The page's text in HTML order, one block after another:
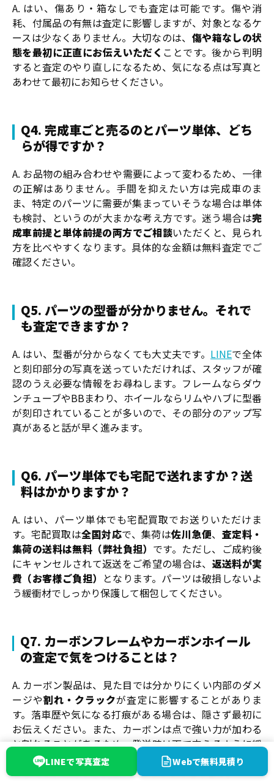
A. はい、傷あり・箱なしでも査定は可能です。傷や消
耗、付属品の有無は査定に影響しますが、対象となるケ
ースは少なくありません。大切なのは、 傷や箱なしの状
態を最初に正直にお伝えいただく ことです。後から判明
すると査定のやり直しになるため、気になる点は写真と
あわせて最初にお知らせください。
Q4. 完成車ごと売るのとパーツ単体、どち
らが得ですか？
A. お品物の組み合わせや需要によって変わるため、一律
の正解はありません。手間を抑えたい方は完成車のま
ま、特定のパーツに需要が集まっていそうな場合は単体
も検討、というのが大まかな考え方です。迷う場合は完
成車前提と単体前提の両方でご相談いただくと、見られ
方を比べやすくなります。具体的な金額は無料査定でご
確認ください。
Q5. パーツの型番が分かりません。それで
も査定できますか？
A. はい、型番が分からなくても大丈夫です。 LINEで全体
と刻印部分の写真を送っていただければ、スタッフが確
認のうえ必要な情報をお尋ねします。フレームならダウ
ンチューブやBBまわり、ホイールならリムやハブに型番
が刻印されていることが多いので、その部分のアップ写
真があると話が早く進みます。
Q6. パーツ単体でも宅配で送れますか？送
料はかかりますか？
A. はい、パーツ単体でも宅配買取でお送りいただけま
す。宅配買取は全国対応で、集荷は佐川急便、 査定料・
集荷の送料は無料（弊社負担） です。ただし、ご成約後
にキャンセルされて返送をご希望の場合は、 返送料が実
費（お客様ご負担） となります。パーツは破損しないよ
う緩衝材でしっかり保護して梱包してください。
Q7. カーボンフレームやカーボンホイール
の査定で気をつけることは？
A. カーボン製品は、見た目では分かりにくい内部のダメ
ージや割れ・クラックが査定に影響することがありま
す。落車歴や気になる打痕がある場合は、隠さず最初に
お伝えください。また、カーボンは点で強い力が加わる
と割れることがあるため、発送時は面で支えるように緩
衝材を当てて梱包すると安心です。気になる箇所は写真
を添えていただくと状態が伝わりやすくなります。
LINEで写真査定 Webで無料見積り